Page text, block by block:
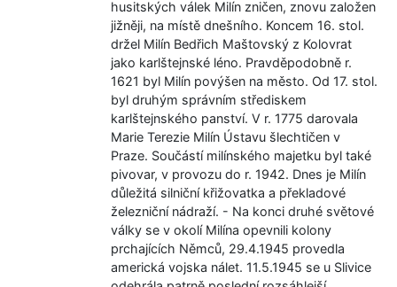
husitských válek Milín zničen, znovu založen
jižněji, na místě dnešního. Koncem 16. stol.
držel Milín Bedřich Maštovský z Kolovrat
jako karlštejnské léno. Pravděpodobně r.
1621 byl Milín povýšen na město. Od 17. stol.
byl druhým správním střediskem
karlštejnského panství. V r. 1775 darovala
Marie Terezie Milín Ústavu šlechtičen v
Praze. Součástí milínského majetku byl také
pivovar, v provozu do r. 1942. Dnes je Milín
důležitá silniční křižovatka a překladové
železniční nádraží. - Na konci druhé světové
války se v okolí Milína opevnili kolony
prchajících Němců, 29.4.1945 provedla
americká vojska nálet. 11.5.1945 se u Slivice